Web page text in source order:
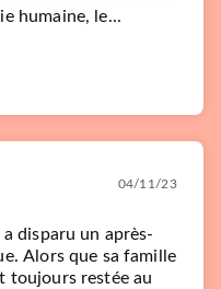
humaine, le...
04/11/23
disparu un après-
Alors que sa famille
toujours restée au